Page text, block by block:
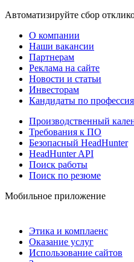
Автоматизируйте сбор
О компании
Наши вакансии
Партнерам
Реклама на сайте
Новости и статьи
Инвесторам
Кандидаты по
Производственный
Требования к ПО
Безопасный HeadHunter
HeadHunter API
Поиск работы
Поиск по резюме
Мобильное приложение
Этика и комплаенс
Оказание услуг
Использование сайтов